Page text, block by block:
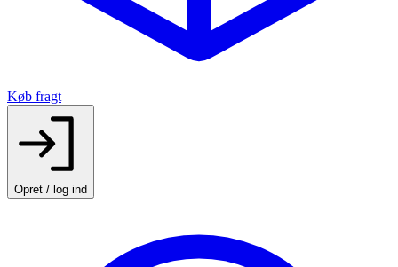
Køb fragt
Opret / log ind